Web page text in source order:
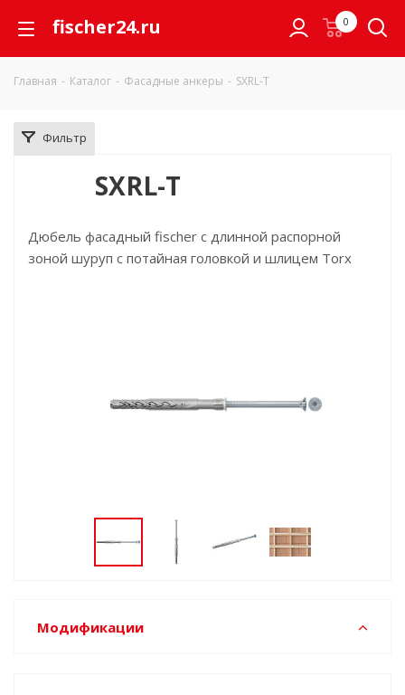
fischer24.ru 0
Главная - Каталог - Фасадные анкеры - SXRL-T
Фильтр
SXRL-T
Дюбель фасадный fischer с длинной распорной
зоной шуруп с потайная головкой и шлицем Torx
Модификации